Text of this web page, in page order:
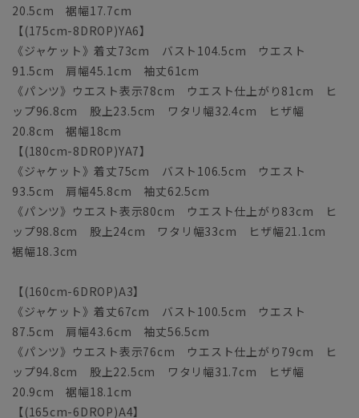
20.5cm 裾幅17.7cm
【(175cm-8DROP)YA6】
《ジャケット》着丈73cm バスト104.5cm ウエスト
91.5cm 肩幅45.1cm 袖丈61cm
《パンツ》ウエスト表示78cm ウエスト仕上がり81cm ヒ
ップ96.8cm 股上23.5cm ワタリ幅32.4cm ヒザ幅
20.8cm 裾幅18cm
【(180cm-8DROP)YA7】
《ジャケット》着丈75cm バスト106.5cm ウエスト
93.5cm 肩幅45.8cm 袖丈62.5cm
《パンツ》ウエスト表示80cm ウエスト仕上がり83cm ヒ
ップ98.8cm 股上24cm ワタリ幅33cm ヒザ幅21.1cm
裾幅18.3cm
【(160cm-6DROP)A3】
《ジャケット》着丈67cm バスト100.5cm ウエスト
87.5cm 肩幅43.6cm 袖丈56.5cm
《パンツ》ウエスト表示76cm ウエスト仕上がり79cm ヒ
ップ94.8cm 股上22.5cm ワタリ幅31.7cm ヒザ幅
20.9cm 裾幅18.1cm
【(165cm-6DROP)A4】